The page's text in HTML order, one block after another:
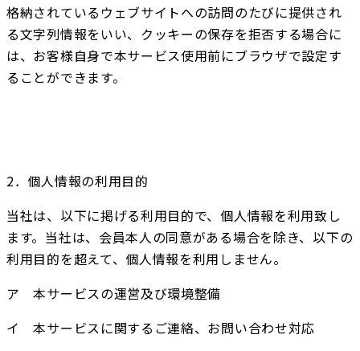
格納されているウェブサイトへの訪問のたびに提供され
る文字列情報をいい、クッキーの保存を拒否する場合に
は、お客様自身で本サービス使用前にブラウザで設定す
ることができます。
2．個人情報の利用目的
当社は、以下に掲げる利用目的で、個人情報を利用致し
ます。当社は、会員本人の同意がある場合を除き、以下の
利用目的を超えて、個人情報を利用しません。
ア　本サービスの運営及び環境整備
イ　本サービスに関するご連絡、お問い合わせ対応